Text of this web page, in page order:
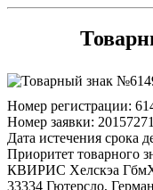
Номер регистрации:
Номер заявки:
Дата истечения срока
Приоритет товарного
КВИРИС Хелскэа ГбмХ
33334 Гютерсло,